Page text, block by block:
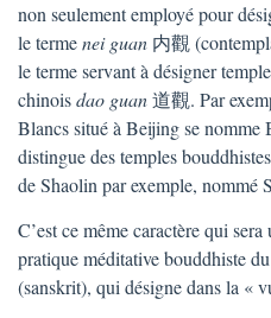
non seulement employé pour
le termenei guan 内觀
le terme servant à désigner
chinoisdao guan道觀. Par
Blancs situé à Beijing se
distingue des temples
de Shaolin par exemple,
C’est ce même caractère qui
pratique méditative bouddhiste
(sanskrit), qui désigne dans la «